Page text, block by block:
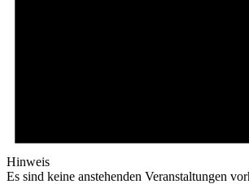
Hinweis
Es sind keine anstehenden Veranstaltungen